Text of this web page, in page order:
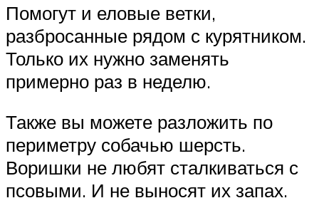
Помогут и еловые ветки,
разбросанные рядом с курятником.
Только их нужно заменять
примерно раз в неделю.
Также вы можете разложить по
периметру собачью шерсть.
Воришки не любят сталкиваться с
псовыми. И не выносят их запах.